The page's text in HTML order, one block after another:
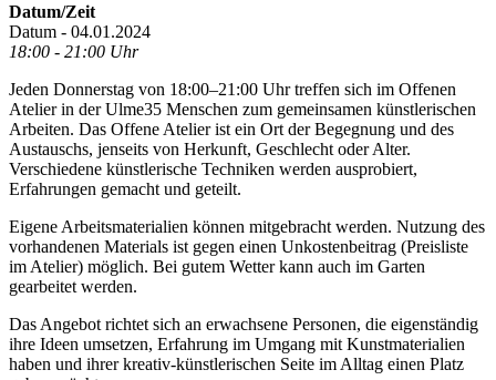
Datum/Zeit
Datum - 04.01.2024
18:00 - 21:00 Uhr
Jeden Donnerstag von 18:00–21:00 Uhr treffen sich im Offenen
Atelier in der Ulme35 Menschen zum gemeinsamen künstlerischen
Arbeiten. Das Offene Atelier ist ein Ort der Begegnung und des
Austauschs, jenseits von Herkunft, Geschlecht oder Alter.
Verschiedene künstlerische Techniken werden ausprobiert,
Erfahrungen gemacht und geteilt.
Eigene Arbeitsmaterialien können mitgebracht werden. Nutzung des
vorhandenen Materials ist gegen einen Unkostenbeitrag (Preisliste
im Atelier) möglich. Bei gutem Wetter kann auch im Garten
gearbeitet werden.
Das Angebot richtet sich an erwachsene Personen, die eigenständig
ihre Ideen umsetzen, Erfahrung im Umgang mit Kunstmaterialien
haben und ihrer kreativ-künstlerischen Seite im Alltag einen Platz